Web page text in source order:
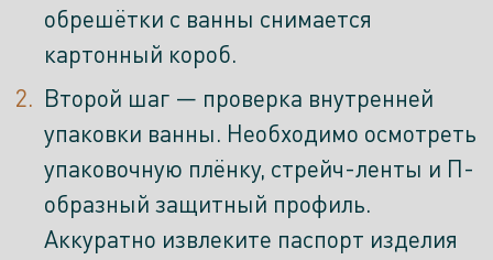
обрешётки с ванны снимается
картонный короб.
Второй шаг — проверка внутренней
упаковки ванны. Необходимо осмотреть
упаковочную плёнку, стрейч-ленты и П-
образный защитный профиль.
Аккуратно извлеките паспорт изделия